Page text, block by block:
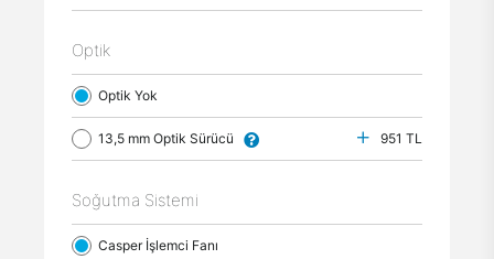
Optik
Optik Yok
13,5 mm Optik Sürücü 951 TL
Soğutma Sistemi
Casper İşlemci Fanı